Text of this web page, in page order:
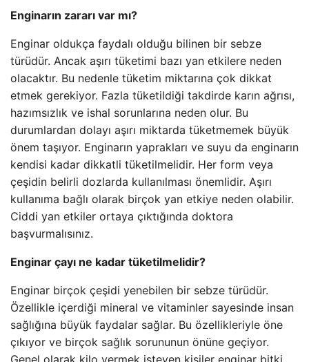
Enginarın zararı var mı?
Enginar oldukça faydalı olduğu bilinen bir sebze
türüdür. Ancak aşırı tüketimi bazı yan etkilere neden
olacaktır. Bu nedenle tüketim miktarına çok dikkat
etmek gerekiyor. Fazla tüketildiği takdirde karın ağrısı,
hazımsızlık ve ishal sorunlarına neden olur. Bu
durumlardan dolayı aşırı miktarda tüketmemek büyük
önem taşıyor. Enginarın yaprakları ve suyu da enginarın
kendisi kadar dikkatli tüketilmelidir. Her form veya
çeşidin belirli dozlarda kullanılması önemlidir. Aşırı
kullanıma bağlı olarak birçok yan etkiye neden olabilir.
Ciddi yan etkiler ortaya çıktığında doktora
başvurmalısınız.
Enginar çayı ne kadar tüketilmelidir?
Enginar birçok çeşidi yenebilen bir sebze türüdür.
Özellikle içerdiği mineral ve vitaminler sayesinde insan
sağlığına büyük faydalar sağlar. Bu özellikleriyle öne
çıkıyor ve birçok sağlık sorununun önüne geçiyor.
Genel olarak kilo vermek isteyen kişiler enginar bitki